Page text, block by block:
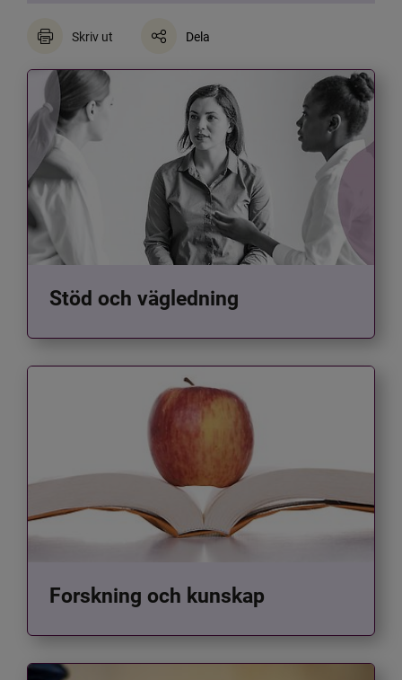
Skriv ut Dela
Stöd och vägledning
Forskning och kunskap